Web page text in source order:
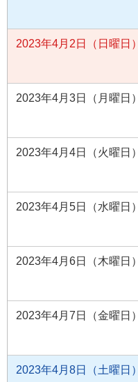
2023年4月2日（日曜日）
2023年4月3日（月曜日）
2023年4月4日（火曜日）
2023年4月5日（水曜日）
2023年4月6日（木曜日）
2023年4月7日（金曜日）
2023年4月8日（土曜日）